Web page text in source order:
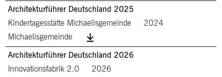
Architekturführer Deutschland 2025
Kindertagesstätte Michaelisgemeinde
2024
Michaelisgemeinde
Architekturführer Deutschland 2026
Innovationsfabrik 2.0
2026